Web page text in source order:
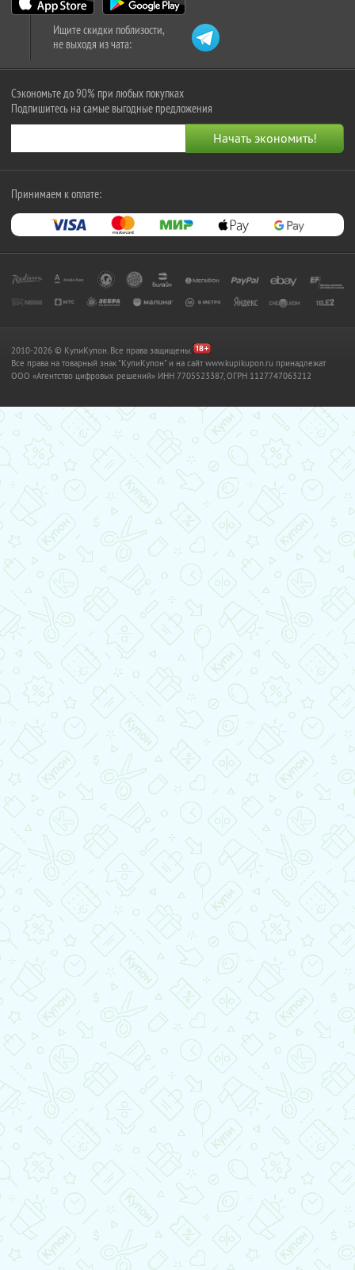
Ищите скидки поблизости,
не выходя из чата:
Сэкономьте до 90% при любых покупках
Подпишитесь на самые выгодные предложения
Принимаем к оплате:
2010-2026 © КупиКупон. Все права защищены.
Все права на товарный знак "КупиКупон" и на сайт www.kupikupon.ru принадлежат
OOO «Агентство цифровых решений» ИНН 7705523387, ОГРН 1127747063212